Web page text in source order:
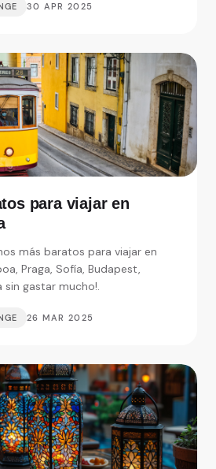
30 APR 2025
para viajar en
más baratos para viajar en
Praga, Sofía, Budapest,
sin gastar mucho!.
26 MAR 2025